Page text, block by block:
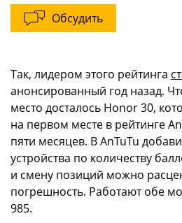
Обсудить
Так, лидером этого рейтинга
анонсированный год назад.
место досталось Honor 30,
на первом месте в рейтинге
пяти месяцев. В AnTuTu
устройства по количеству
и смену позиций можно
погрешность. Работают обе
985.